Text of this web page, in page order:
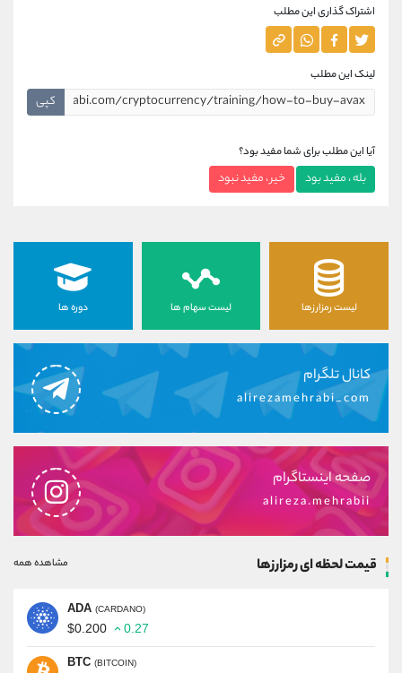
اشتراک گذاری این مطلب
لینک این مطلب
کپی
آیا این مطلب برای شما مفید بود؟
بله ، مفید بود خیر ، مفید نبود
لیست رمزارزها لیست سهام ها دوره ها
کانال تلگرام
alirezamehrabi_com
صفحه اینستاگرام
alireza.mehrabii
قیمت لحظه ای رمزارزها مشاهده همه
ADA (CARDANO)
$0.200 0.27
BTC (BITCOIN)